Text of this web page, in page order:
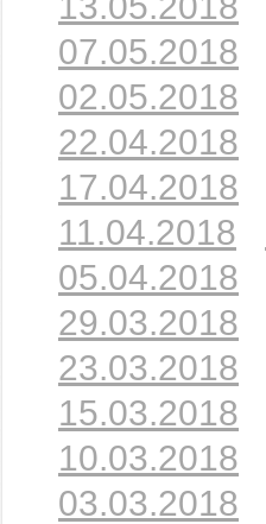
07.05.2018
02.05.2018
22.04.2018
17.04.2018
11.04.2018
05.04.2018
29.03.2018
23.03.2018
15.03.2018
10.03.2018
03.03.2018